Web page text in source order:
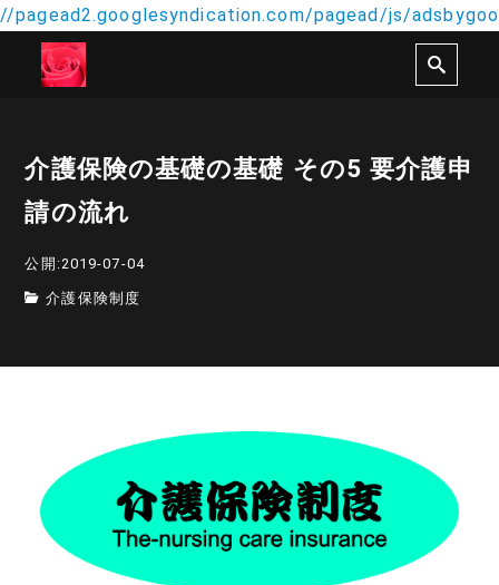
//pagead2.googlesyndication.com/pagead/js/
介護保険の基礎の基礎 その5 要介護申
請の流れ
公開:2019-07-04
介護保険制度